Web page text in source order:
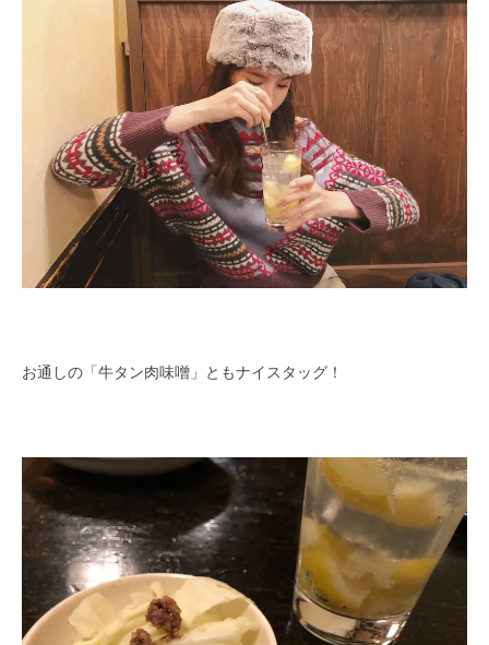
お通しの「牛タン肉味噌」ともナイスタッグ！